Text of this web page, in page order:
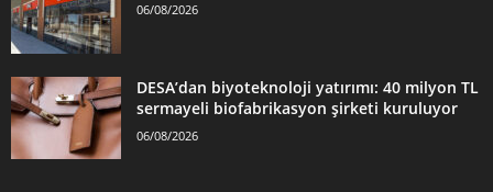
06/08/2026
DESA’dan biyoteknoloji yatırımı: 40 milyon TL
sermayeli biofabrikasyon şirketi kuruluyor
06/08/2026